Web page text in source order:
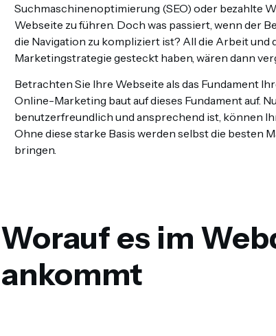
Suchmaschinenoptimierung (SEO) oder bezahlte
Webseite zu führen. Doch was passiert, wenn der
die Navigation zu kompliziert ist? All die Arbeit und
Marketingstrategie gesteckt haben, wären dann
Betrachten Sie Ihre Webseite als das Fundament
Online-Marketing baut auf dieses Fundament auf.
benutzerfreundlich und ansprechend ist, können
Ohne diese starke Basis werden selbst die besten
bringen.
Worauf es im
ankommt